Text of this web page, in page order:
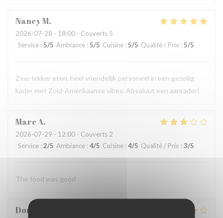
NancyM
2026-07-28 - 18:00 - Couverts 5
Service : 5/5 Ambiance : 5/5 Cuisine : 5/5 Qualité / Prix : 5/5
Zeer lekker eten, heel vriendelijk personeel in een gezellig
kader met Zuid-Amerikaanse vibes. Absoluut een aanrader!
MarcA
2026-07-29 - 12:00 - Couverts 2
Service : 2/5 Ambiance : 4/5 Cuisine : 4/5 Qualité / Prix : 3/5
The food was good
Dominique